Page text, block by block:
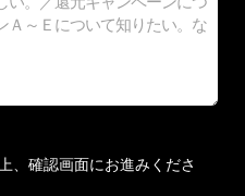
、確認画面にお進みくださ